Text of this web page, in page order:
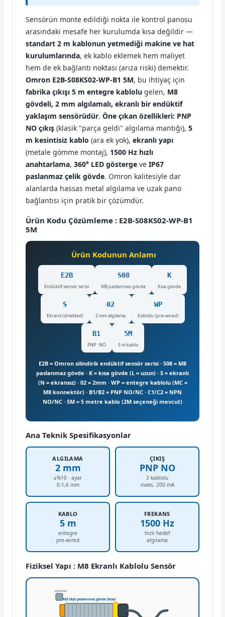
Sensörün monte edildiği nokta ile kontrol panosu
arasındaki mesafe her kurulumda kısa değildir —
standart 2 m kablonun yetmediği makine ve hat
kurulumlarında, ek kablo eklemek hem maliyet
hem de ek bağlantı noktası (arıza riski) demektir.
Omron E2B-S08KS02-WP-B1 5M, bu ihtiyaç için
fabrika çıkışı 5 m entegre kablolu gelen, M8
gövdeli, 2 mm algılamalı, ekranlı bir endüktif
yaklaşım sensörüdür. Öne çıkan özellikleri: PNP
NO çıkış (klasik "parça geldi" algılama mantığı), 5
m kesintisiz kablo (ara ek yok), ekranlı yapı
(metale gömme montaj), 1500 Hz hızlı
anahtarlama, 360° LED gösterge ve IP67
paslanmaz çelik gövde. Omron kalitesiyle dar
alanlarda hassas metal algılama ve uzak pano
bağlantısı için pratik bir çözümdür.
Ürün Kodu Çözümleme : E2B-S08KS02-WP-B1
5M
Ürün Kodunun Anlamı
E2B
Endüktif sensör serisi
S08
M8 paslanmaz gövde
K
Kısa gövde
S
Ekranlı (shielded)
02
2 mm algılama
WP
Kablolu (pre-wired)
B1
PNP · NO
5M
5 m kablo
E2B = Omron silindirik endüktif sensör serisi · S08 = M8
paslanmaz gövde · K = kısa gövde (L = uzun) · S = ekranlı
(N = ekransız) · 02 = 2mm · WP = entegre kablolu (MC =
M8 konnektör) · B1/B2 = PNP NO/NC · C1/C2 = NPN
NO/NC · 5M = 5 metre kablo (2M seçeneği mevcut)
Ana Teknik Spesifikasyonlar
ALGILAMA
2 mm
±%10 · ayar
0-1,6 mm
ÇIKIŞ
PNP NO
3 kablolu
maks. 200 mA
KABLO
5 m
entegre
pre-wired
FREKANS
1500 Hz
hızlı hedef
algılama
Fiziksel Yapı : M8 Ekranlı Kablolu Sensör
M8 dişli paslanmaz gövde (kısa)
metal hedef